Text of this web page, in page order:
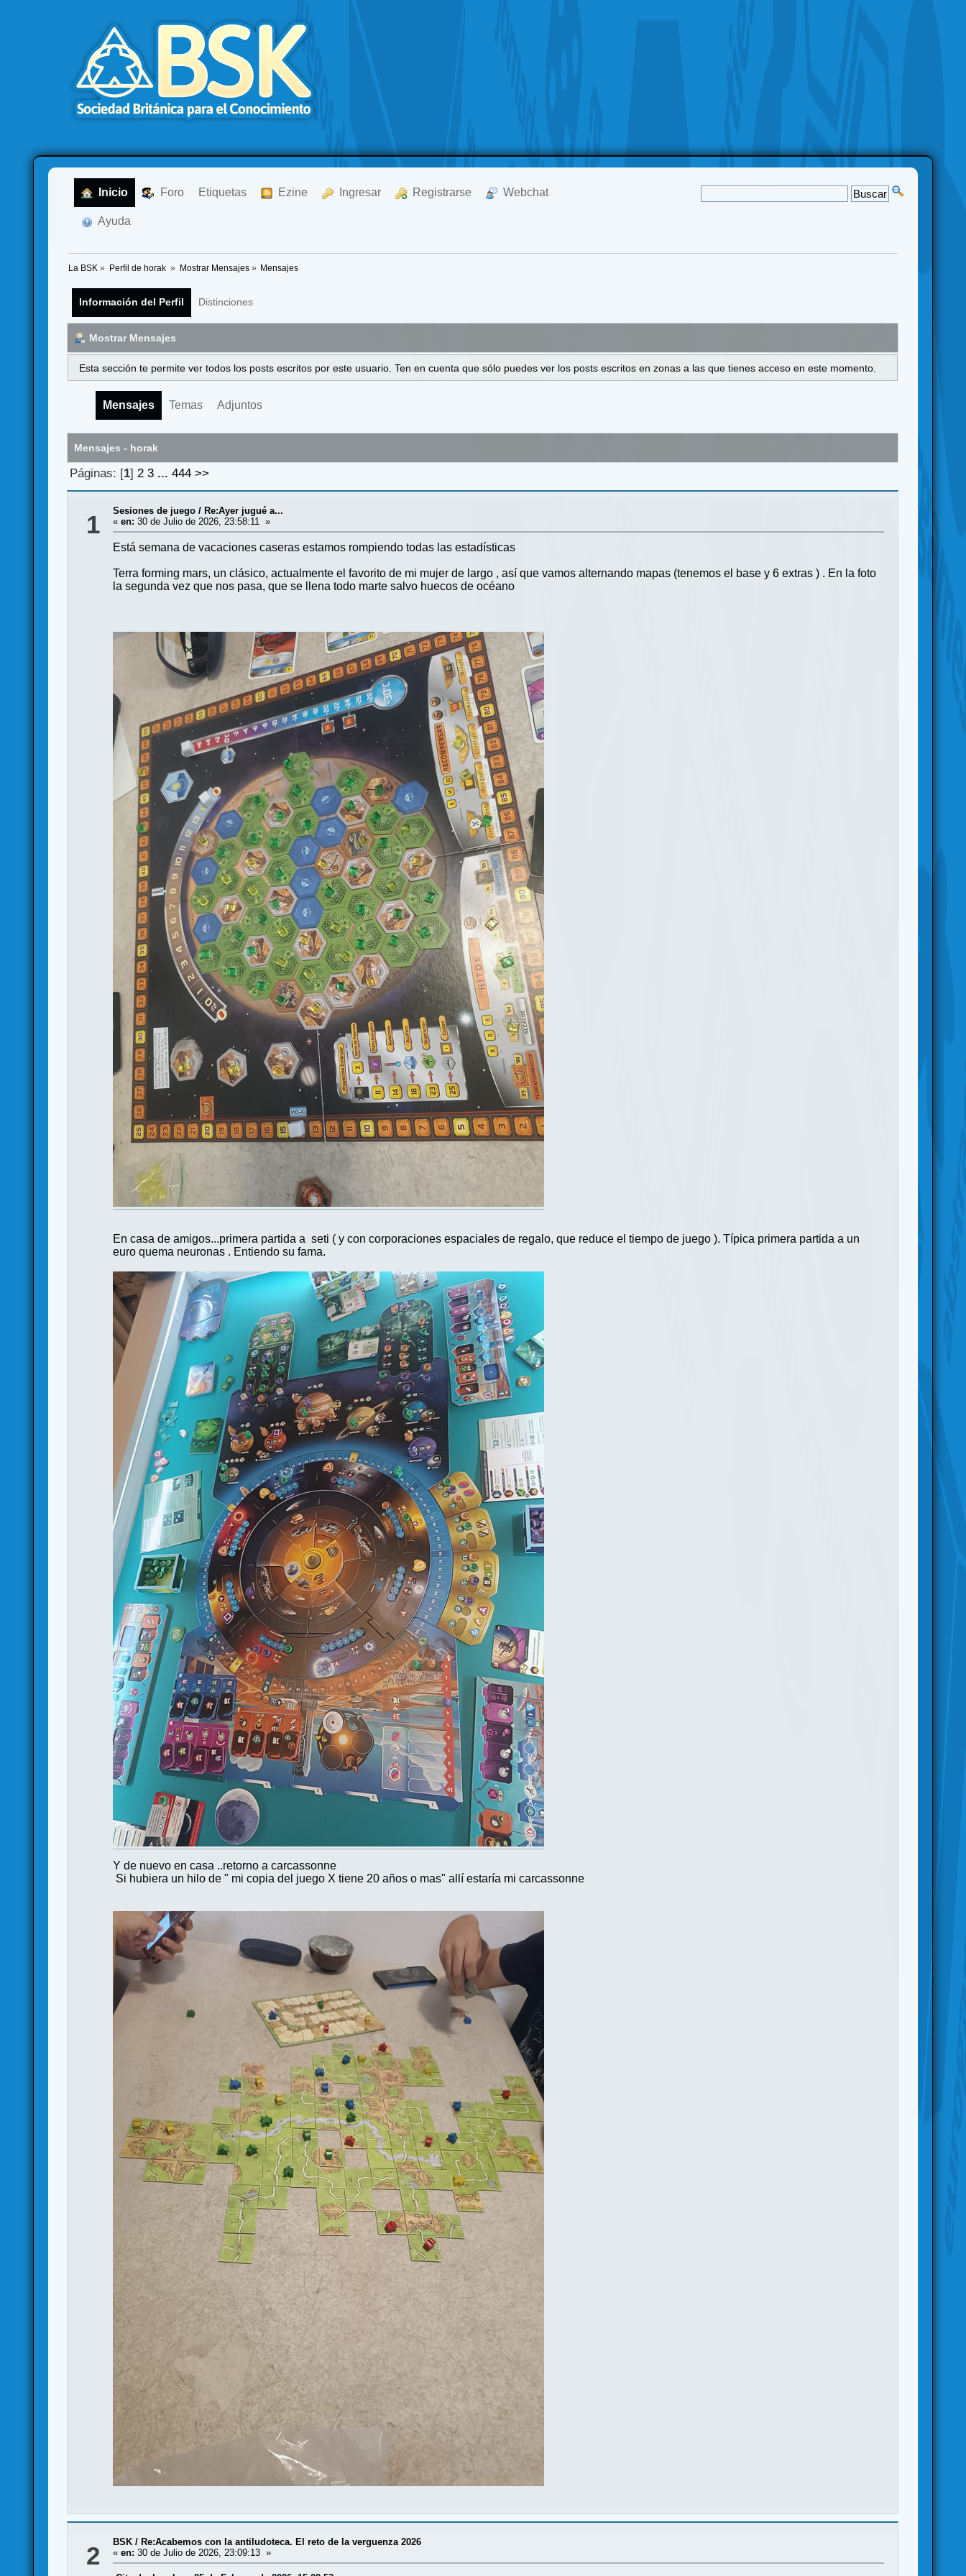
Inicio Foro Etiquetas Ezine Ingresar Registrarse Webchat
Ayuda
La BSK » Perfil de horak » Mostrar Mensajes» Mensajes
Información del Perfil Distinciones
Mostrar Mensajes
Esta sección te permite ver todos los posts escritos por este usuario. Ten en cuenta que sólo puedes ver los posts escritos en zonas a las que tienes acceso en este momento.
Mensajes Temas Adjuntos
Mensajes - horak
Páginas: [1] 2 3 ... 444 >>
1 Sesiones de juego / Re:Ayer jugué a...
«en: 30 de Julio de 2026, 23:58:11 »
Está semana de vacaciones caseras estamos rompiendo todas las estadísticas
Terra forming mars, un clásico, actualmente el favorito de mi mujer de largo , así que vamos alternando mapas (tenemos el base y 6 extras ) . En la foto
la segunda vez que nos pasa, que se llena todo marte salvo huecos de océano
En casa de amigos...primera partida a seti ( y con corporaciones espaciales de regalo, que reduce el tiempo de juego ). Típica primera partida a un
euro quema neuronas . Entiendo su fama.
Y de nuevo en casa ..retorno a carcassonne
Si hubiera un hilo de " mi copia del juego X tiene 20 años o mas" allí estaría mi carcassonne
2 BSK / Re:Acabemos con la antiludoteca. El reto de la verguenza 2026
«en: 30 de Julio de 2026, 23:09:13 »